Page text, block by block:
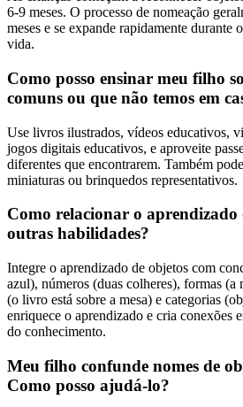
6-9 meses. O processo de nomeação
meses e se expande rapidamente durante
vida.
Como posso ensinar meu filho
comuns ou que não temos em
Use livros ilustrados, vídeos educativos,
jogos digitais educativos, e aproveite
diferentes que encontrarem. Também
miniaturas ou brinquedos representativos.
Como relacionar o aprendizado
outras habilidades?
Integre o aprendizado de objetos com
azul), números (duas colheres), formas (a
(o livro está sobre a mesa) e categorias
enriquece o aprendizado e cria conexões
do conhecimento.
Meu filho confunde nomes de
Como posso ajudá-lo?